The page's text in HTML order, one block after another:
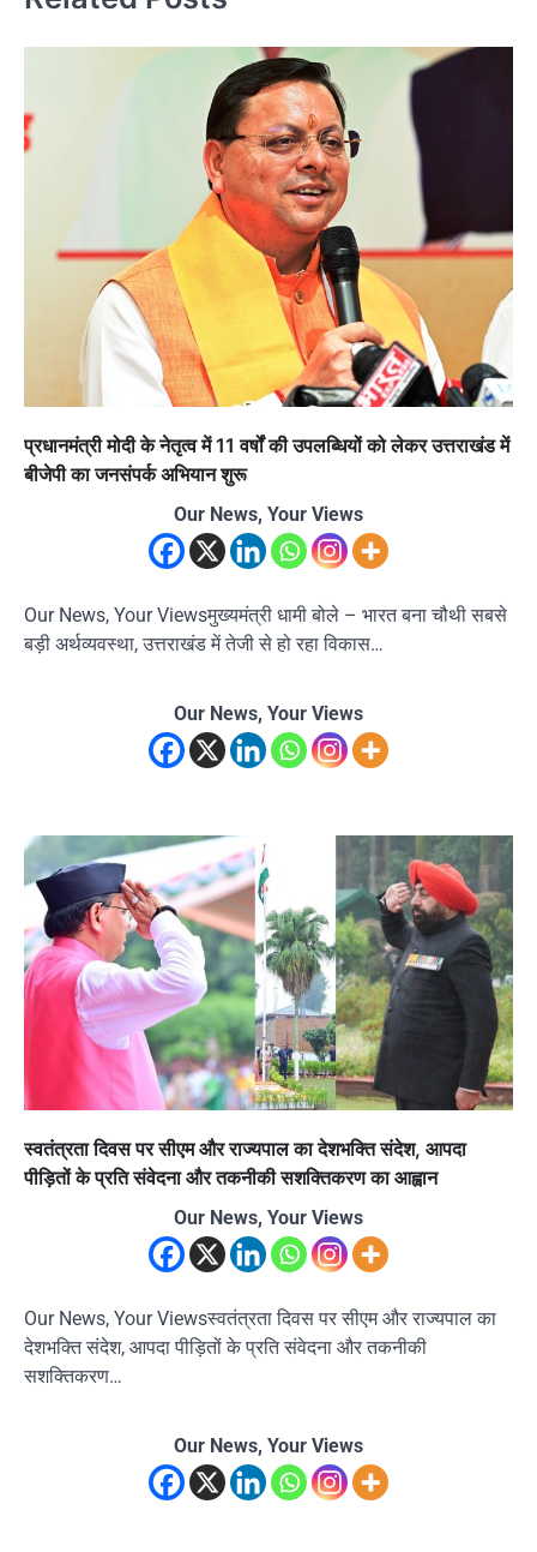
प्रधानमंत्री मोदी के नेतृत्व में 11 वर्षों की उपलब्धियों को लेकर उत्तराखंड में
बीजेपी का जनसंपर्क अभियान शुरू
Our News, Your Views
Our News, Your Viewsमुख्यमंत्री धामी बोले – भारत बना चौथी सबसे
बड़ी अर्थव्यवस्था, उत्तराखंड में तेजी से हो रहा विकास…
Our News, Your Views
स्वतंत्रता दिवस पर सीएम और राज्यपाल का देशभक्ति संदेश, आपदा
पीड़ितों के प्रति संवेदना और तकनीकी सशक्तिकरण का आह्वान
Our News, Your Views
Our News, Your Viewsस्वतंत्रता दिवस पर सीएम और राज्यपाल का
देशभक्ति संदेश, आपदा पीड़ितों के प्रति संवेदना और तकनीकी
सशक्तिकरण…
Our News, Your Views